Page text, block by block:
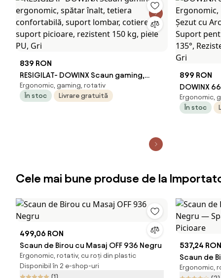
839 RON
RESIGILAT- DOWINX Scaun gaming,
ergonomic, spătar înalt, tetiera
confortabilă, suport lombar, cotiere
Ergonomic, gaming, rotativ
În stoc
Livrare gratuită
899 RON
DOWINX
Șezut cu
Ergonomic,
În stoc
Cele mai bune produse de la
499,06 RON
Scaun de Birou cu Masaj OFF 936 Negru
Ergonomic, rotativ, cu roți din plastic
Disponibil în 2 e-shop-uri
537,24 RON
Scaun de
Negru —
Ergonomic,